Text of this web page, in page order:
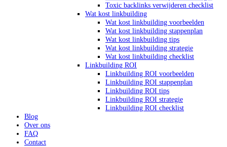
Toxic backlinks verwijderen checklist
Wat kost linkbuilding
Wat kost linkbuilding voorbeelden
Wat kost linkbuilding stappenplan
Wat kost linkbuilding tips
Wat kost linkbuilding strategie
Wat kost linkbuilding checklist
Linkbuilding ROI
Linkbuilding ROI voorbeelden
Linkbuilding ROI stappenplan
Linkbuilding ROI tips
Linkbuilding ROI strategie
Linkbuilding ROI checklist
Blog
Over ons
FAQ
Contact